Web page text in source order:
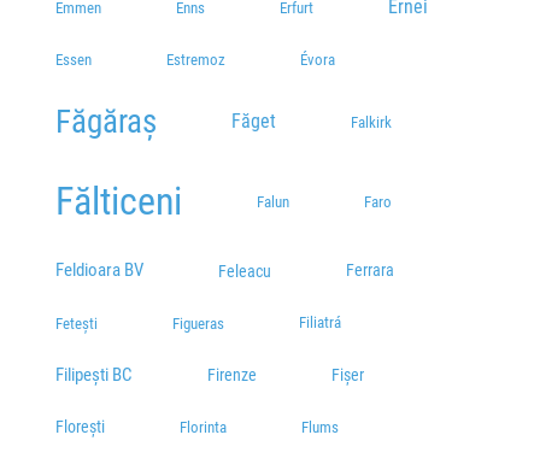
Emmen Enns Erfurt Ernei
Essen Estremoz Évora
Făgăraș Făget Falkirk
Fălticeni Falun Faro
Feldioara BV Feleacu Ferrara
Fetești Figueras Filiatrá
Filipești BC Firenze Fișer
Florești Florinta Flums